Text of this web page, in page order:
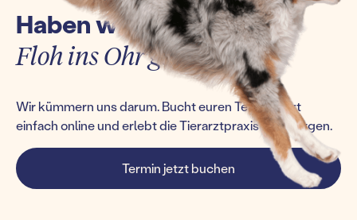
Haben wir euch einen
Floh ins Ohr gesetzt?
Wir kümmern uns darum. Bucht euren Termin jetzt
einfach online und erlebt die Tierarztpraxis von morgen.
Termin jetzt buchen